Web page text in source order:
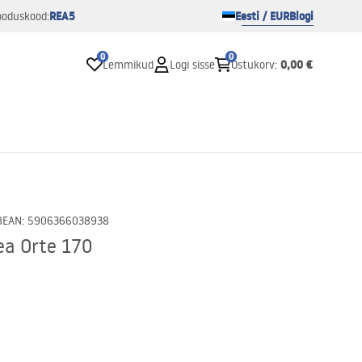
REA5 Eesti / EURBlogi
0
Lemmikud Logi sisse
0
Ostukorv: 0,00 €
EAN: 5906366038938
Orte 170